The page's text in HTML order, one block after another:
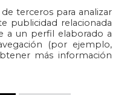
terceros para analizar
publicidad relacionada
a un perfil elaborado a
(por ejemplo,
más información